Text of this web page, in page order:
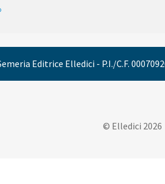
Editrice Elledici - P.I./C.F.
© Elledici 2026